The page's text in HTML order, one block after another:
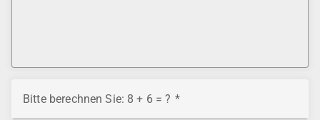
Bitte berechnen Sie: 8 + 6 = ?